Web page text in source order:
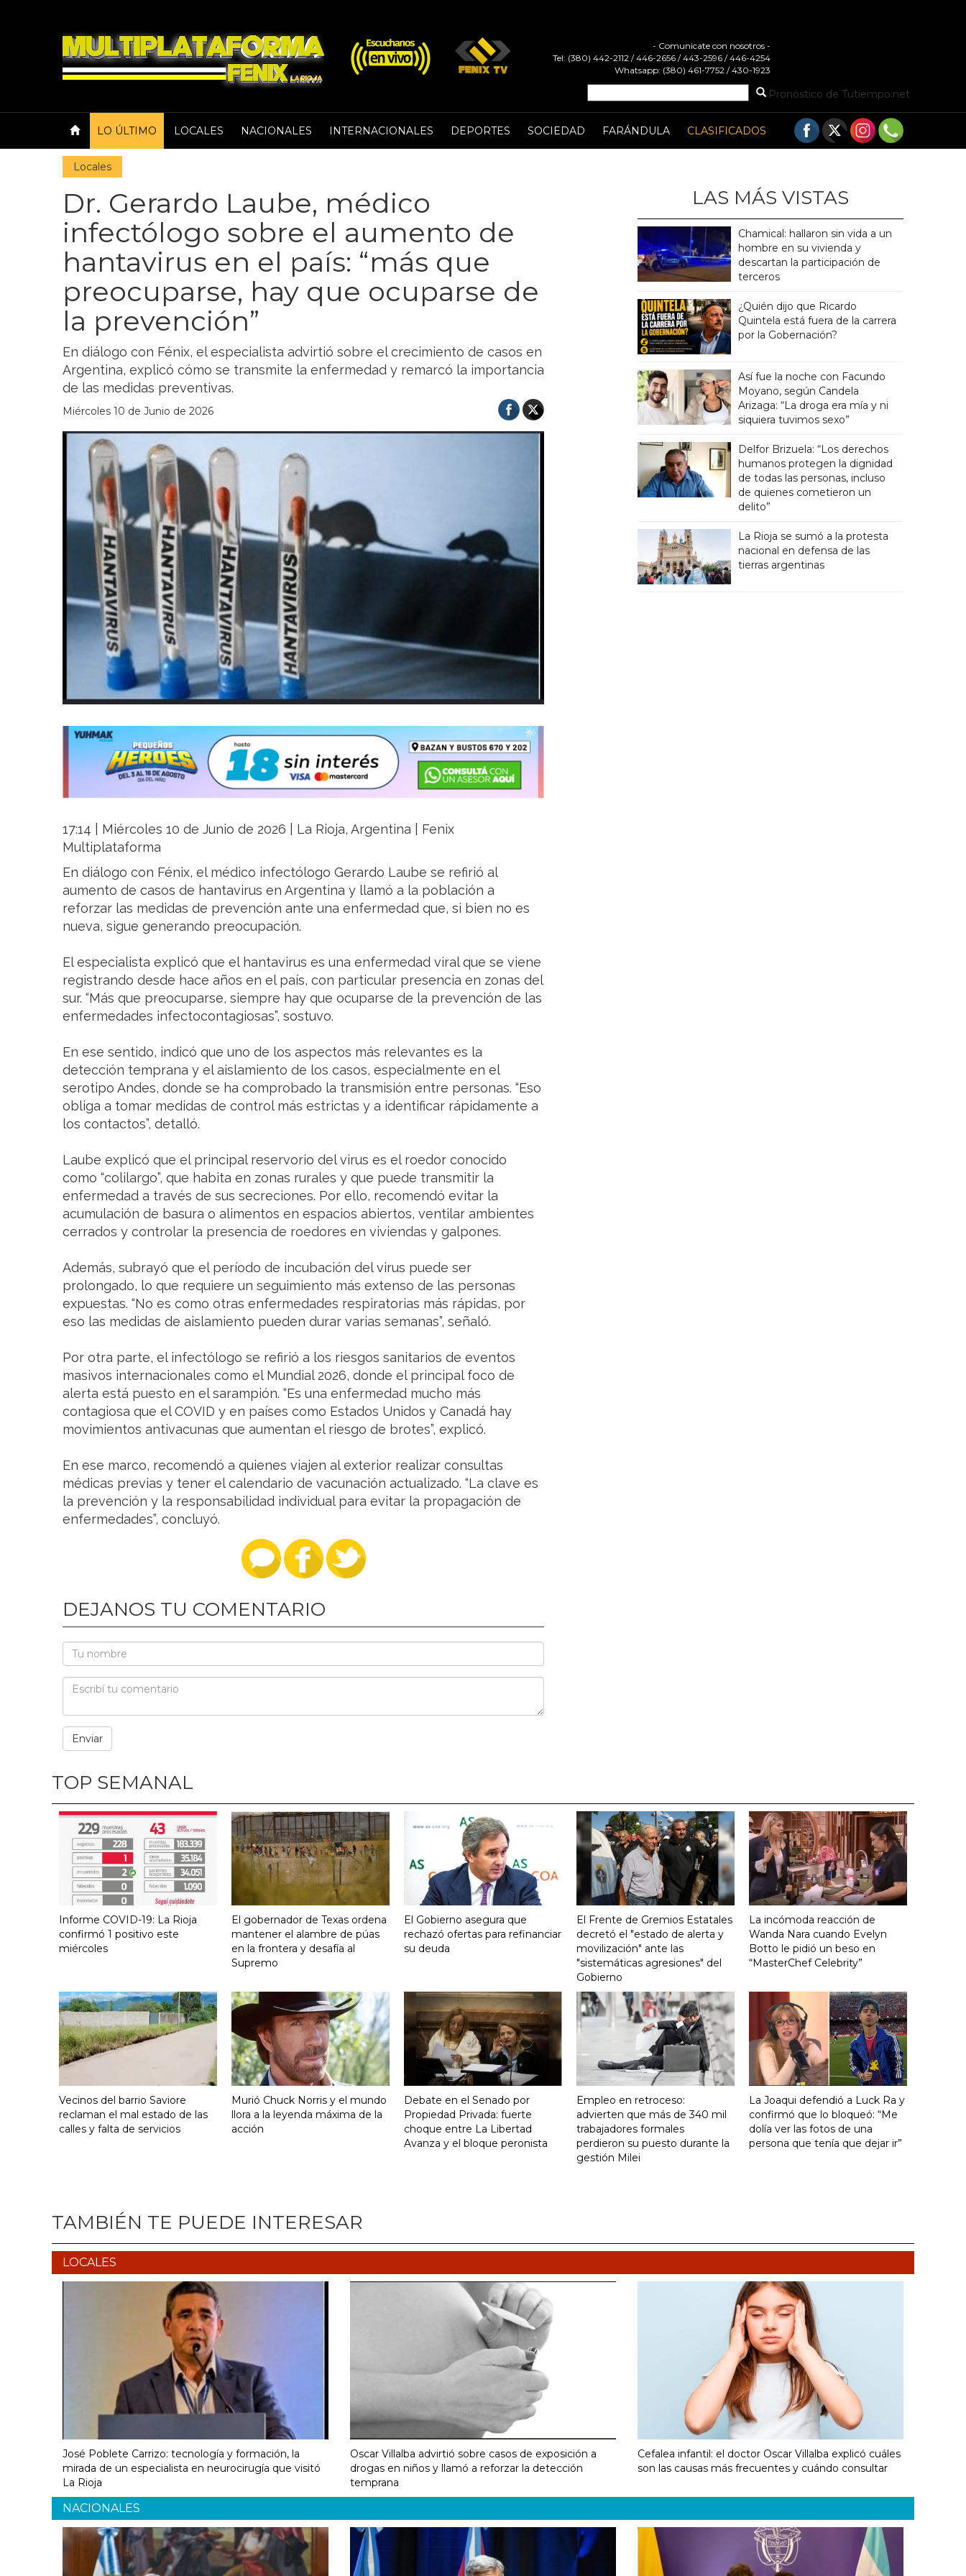
- Comunicate con nosotros -
Tel: (380) 442-2112 / 446-2656 / 443-2596 / 446-4254
Whatsapp: (380) 461-7752 / 430-1923
Pronóstico de Tutiempo.net
LO ÚLTIMO LOCALES NACIONALES INTERNACIONALES DEPORTES SOCIEDAD FARÁNDULA CLASIFICADOS
Locales
Dr. Gerardo Laube, médico
infectólogo sobre el aumento de
hantavirus en el país: “más que
preocuparse, hay que ocuparse de
la prevención”
En diálogo con Fénix, el especialista advirtió sobre el crecimiento de casos en
Argentina, explicó cómo se transmite la enfermedad y remarcó la importancia
de las medidas preventivas.
Miércoles 10 de Junio de 2026
17:14 | Miércoles 10 de Junio de 2026 | La Rioja, Argentina | Fenix
Multiplataforma
En diálogo con Fénix, el médico infectólogo Gerardo Laube se refirió al
aumento de casos de hantavirus en Argentina y llamó a la población a
reforzar las medidas de prevención ante una enfermedad que, si bien no es
nueva, sigue generando preocupación.
El especialista explicó que el hantavirus es una enfermedad viral que se viene
registrando desde hace años en el país, con particular presencia en zonas del
sur. “Más que preocuparse, siempre hay que ocuparse de la prevención de las
enfermedades infectocontagiosas”, sostuvo.
En ese sentido, indicó que uno de los aspectos más relevantes es la
detección temprana y el aislamiento de los casos, especialmente en el
serotipo Andes, donde se ha comprobado la transmisión entre personas. “Eso
obliga a tomar medidas de control más estrictas y a identificar rápidamente a
los contactos”, detalló.
Laube explicó que el principal reservorio del virus es el roedor conocido
como “colilargo”, que habita en zonas rurales y que puede transmitir la
enfermedad a través de sus secreciones. Por ello, recomendó evitar la
acumulación de basura o alimentos en espacios abiertos, ventilar ambientes
cerrados y controlar la presencia de roedores en viviendas y galpones.
Además, subrayó que el período de incubación del virus puede ser
prolongado, lo que requiere un seguimiento más extenso de las personas
expuestas. “No es como otras enfermedades respiratorias más rápidas, por
eso las medidas de aislamiento pueden durar varias semanas”, señaló.
Por otra parte, el infectólogo se refirió a los riesgos sanitarios de eventos
masivos internacionales como el Mundial 2026, donde el principal foco de
alerta está puesto en el sarampión. “Es una enfermedad mucho más
contagiosa que el COVID y en países como Estados Unidos y Canadá hay
movimientos antivacunas que aumentan el riesgo de brotes”, explicó.
En ese marco, recomendó a quienes viajen al exterior realizar consultas
médicas previas y tener el calendario de vacunación actualizado. “La clave es
la prevención y la responsabilidad individual para evitar la propagación de
enfermedades”, concluyó.
DEJANOS TU COMENTARIO
LAS MÁS VISTAS
Chamical: hallaron sin vida a un
hombre en su vivienda y
descartan la participación de
terceros
¿Quién dijo que Ricardo
Quintela está fuera de la carrera
por la Gobernación?
Así fue la noche con Facundo
Moyano, según Candela
Arizaga: “La droga era mía y ni
siquiera tuvimos sexo”
Delfor Brizuela: “Los derechos
humanos protegen la dignidad
de todas las personas, incluso
de quienes cometieron un
delito”
La Rioja se sumó a la protesta
nacional en defensa de las
tierras argentinas
TOP SEMANAL
Informe COVID-19: La Rioja
confirmó 1 positivo este
miércoles
El gobernador de Texas ordena
mantener el alambre de púas
en la frontera y desafía al
Supremo
El Gobierno asegura que
rechazó ofertas para refinanciar
su deuda
El Frente de Gremios Estatales
decretó el "estado de alerta y
movilización" ante las
"sistemáticas agresiones" del
Gobierno
La incómoda reacción de
Wanda Nara cuando Evelyn
Botto le pidió un beso en
“MasterChef Celebrity”
Vecinos del barrio Saviore
reclaman el mal estado de las
calles y falta de servicios
Murió Chuck Norris y el mundo
llora a la leyenda máxima de la
acción
Debate en el Senado por
Propiedad Privada: fuerte
choque entre La Libertad
Avanza y el bloque peronista
Empleo en retroceso:
advierten que más de 340 mil
trabajadores formales
perdieron su puesto durante la
gestión Milei
La Joaqui defendió a Luck Ra y
confirmó que lo bloqueó: “Me
dolía ver las fotos de una
persona que tenía que dejar ir”
TAMBIÉN TE PUEDE INTERESAR
LOCALES
José Poblete Carrizo: tecnología y formación, la
mirada de un especialista en neurocirugía que visitó
La Rioja
Oscar Villalba advirtió sobre casos de exposición a
drogas en niños y llamó a reforzar la detección
temprana
Cefalea infantil: el doctor Oscar Villalba explicó cuáles
son las causas más frecuentes y cuándo consultar
NACIONALES